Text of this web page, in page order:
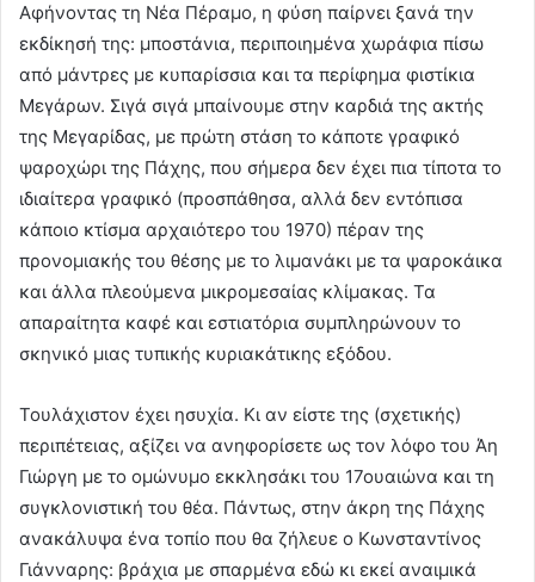
Αφήνοντας τη Νέα Πέραμο, η φύση παίρνει ξανά την
εκδίκησή της: μποστάνια, περιποιημένα χωράφια πίσω
από μάντρες με κυπαρίσσια και τα περίφημα φιστίκια
Μεγάρων. Σιγά σιγά μπαίνουμε στην καρδιά της ακτής
της Μεγαρίδας, με πρώτη στάση το κάποτε γραφικό
ψαροχώρι της Πάχης, που σήμερα δεν έχει πια τίποτα το
ιδιαίτερα γραφικό (προσπάθησα, αλλά δεν εντόπισα
κάποιο κτίσμα αρχαιότερο του 1970) πέραν της
προνομιακής του θέσης με το λιμανάκι με τα ψαροκάικα
και άλλα πλεούμενα μικρομεσαίας κλίμακας. Τα
απαραίτητα καφέ και εστιατόρια συμπληρώνουν το
σκηνικό μιας τυπικής κυριακάτικης εξόδου.
Τουλάχιστον έχει ησυχία. Κι αν είστε της (σχετικής)
περιπέτειας, αξίζει να ανηφορίσετε ως τον λόφο του Άη
Γιώργη με το ομώνυμο εκκλησάκι του 17ουαιώνα και τη
συγκλονιστική του θέα. Πάντως, στην άκρη της Πάχης
ανακάλυψα ένα τοπίο που θα ζήλευε ο Κωνσταντίνος
Γιάνναρης: βράχια με σπαρμένα εδώ κι εκεί αναιμικά